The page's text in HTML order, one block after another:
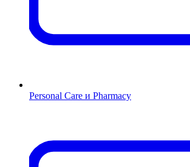
Personal Care и Pharmacy